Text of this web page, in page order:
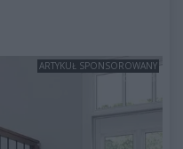
ARTYKUŁ SPONSOROWANY